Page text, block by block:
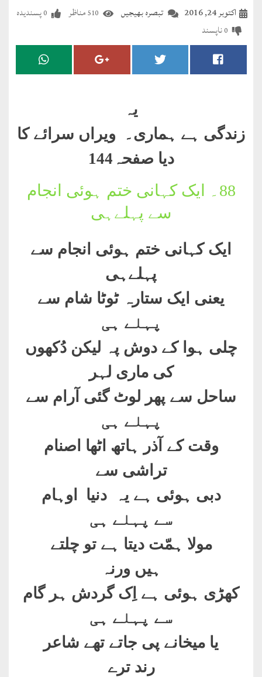
مضطرؔ
دستِ
درعدن
تبصرہ بھیجیں اکتوبر 24, 2016 510مناظر 0پسندیدہ
0ناپسند
یہ
زندگی ہے ہماری۔ ویراں سرائے کا
دیا صفحہ144
88۔
ایک کہانی ختم ہوئی انجام
سے پہلےہی
ایک کہانی ختم ہوئی انجام سے
پہلےہی
یعنی ایک ستارہ ٹوٹا شام سے
پہلے ہی
چلی ہوا کے دوش پہ لیکن دُکھوں
کی ماری لہر
ساحل سے پھر لوٹ گئی آرام سے
پہلے ہی
وقت کے آذر ہاتھ اٹھا اصنام
تراشی سے
دبی ہوئی ہے یہ دنیا اوہام
سے پہلے ہی
مولا ہمّت دیتا ہے تو چلتے
ہیں ورنہ
کھڑی ہوئی ہے اِک گردش ہر گام
سے پہلے ہی
یا میخانے پی جاتے تھے شاعر
رند ترے